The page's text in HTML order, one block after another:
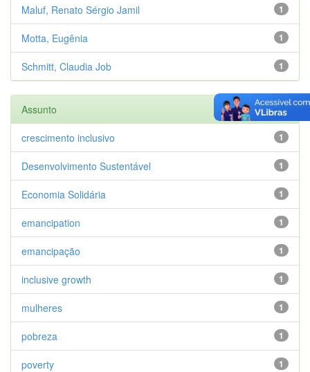
1
Maluf, Renato Sérgio Jamil
1
Motta, Eugênia
1
Schmitt, Claudia Job
Assunto
1
crescimento inclusivo
1
Desenvolvimento Sustentável
1
Economia Solidária
1
emancipation
1
emancipação
1
inclusive growth
1
mulheres
1
pobreza
1
poverty